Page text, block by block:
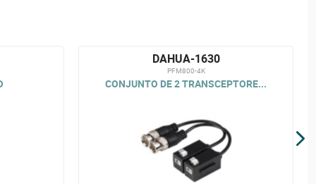
DAHUA-1630
PFM800-4K
CONJUNTO DE 2 TRANSCEPTORE...